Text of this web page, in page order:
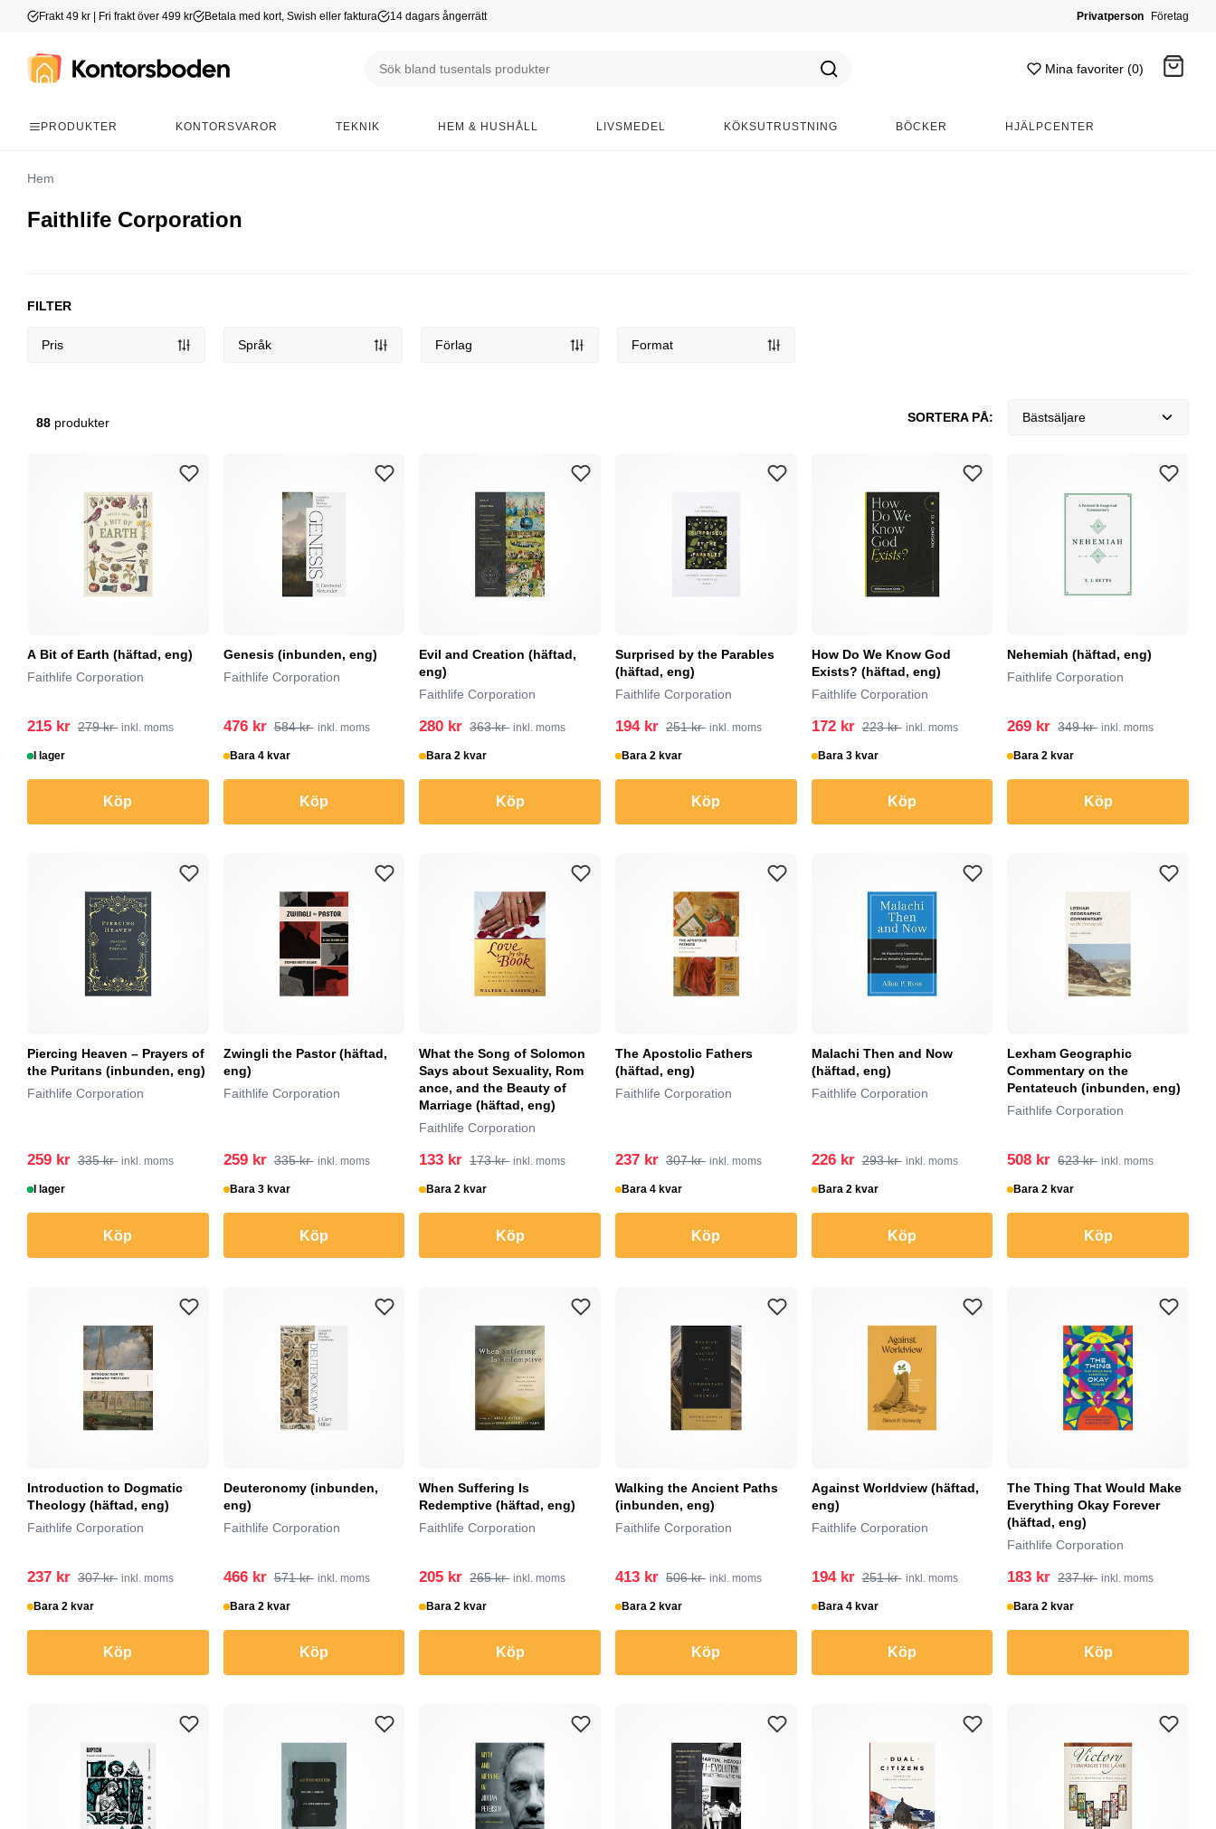
Frakt 49 kr | Fri frakt över 499 kr Betala med kort, Swish eller faktura 14 dagars ångerrätt Privatperson Företag
Mina favoriter (0)
PRODUKTER KONTORSVAROR TEKNIK HEM & HUSHÅLL LIVSMEDEL KÖKSUTRUSTNING BÖCKER HJÄLPCENTER
Hem
Faithlife Corporation
FILTER
Pris Språk Förlag Format
SORTERA PÅ: Bästsäljare
88 produkter
A Bit of Earth (häftad, eng)
Faithlife Corporation
215 kr 279 kr inkl. moms
I lager
Köp
Genesis (inbunden, eng)
Faithlife Corporation
476 kr 584 kr inkl. moms
Bara 4 kvar
Köp
Evil and Creation (häftad,
eng)
Faithlife Corporation
280 kr 363 kr inkl. moms
Bara 2 kvar
Köp
Surprised by the Parables
(häftad, eng)
Faithlife Corporation
194 kr 251 kr inkl. moms
Bara 2 kvar
Köp
How Do We Know God
Exists? (häftad, eng)
Faithlife Corporation
172 kr 223 kr inkl. moms
Bara 3 kvar
Köp
Nehemiah (häftad, eng)
Faithlife Corporation
269 kr 349 kr inkl. moms
Bara 2 kvar
Köp
Piercing Heaven – Prayers of
the Puritans (inbunden, eng)
Faithlife Corporation
259 kr 335 kr inkl. moms
I lager
Köp
Zwingli the Pastor (häftad,
eng)
Faithlife Corporation
259 kr 335 kr inkl. moms
Bara 3 kvar
Köp
What the Song of Solomon
Says about Sexuality, Rom
ance, and the Beauty of
Marriage (häftad, eng)
Faithlife Corporation
133 kr 173 kr inkl. moms
Bara 2 kvar
Köp
The Apostolic Fathers
(häftad, eng)
Faithlife Corporation
237 kr 307 kr inkl. moms
Bara 4 kvar
Köp
Malachi Then and Now
(häftad, eng)
Faithlife Corporation
226 kr 293 kr inkl. moms
Bara 2 kvar
Köp
Lexham Geographic
Commentary on the
Pentateuch (inbunden, eng)
Faithlife Corporation
508 kr 623 kr inkl. moms
Bara 2 kvar
Köp
Introduction to Dogmatic
Theology (häftad, eng)
Faithlife Corporation
237 kr 307 kr inkl. moms
Bara 2 kvar
Köp
Deuteronomy (inbunden,
eng)
Faithlife Corporation
466 kr 571 kr inkl. moms
Bara 2 kvar
Köp
When Suffering Is
Redemptive (häftad, eng)
Faithlife Corporation
205 kr 265 kr inkl. moms
Bara 2 kvar
Köp
Walking the Ancient Paths
(inbunden, eng)
Faithlife Corporation
413 kr 506 kr inkl. moms
Bara 2 kvar
Köp
Against Worldview (häftad,
eng)
Faithlife Corporation
194 kr 251 kr inkl. moms
Bara 4 kvar
Köp
The Thing That Would Make
Everything Okay Forever
(häftad, eng)
Faithlife Corporation
183 kr 237 kr inkl. moms
Bara 2 kvar
Köp